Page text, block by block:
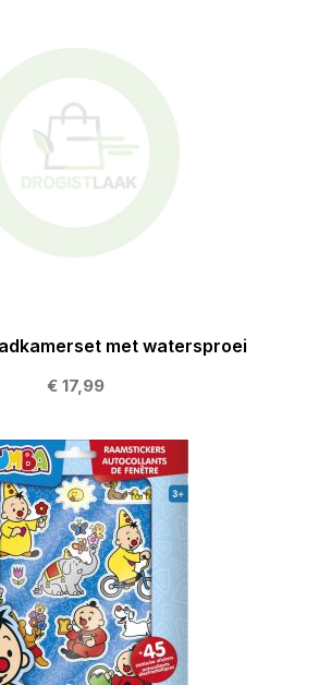
met watersproei
€ 17,99